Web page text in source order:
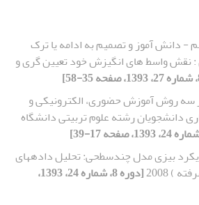
- دانش آموز و تصمیم به ادامه یا ترک
واسط های انگیزش خود تعیین گری و
سه روش آموزش حضوری، الکترونیکی و
دانشجویان رشته علوم تربیتی دانشگاه
بیزی مدل چندسطحی: تحلیل دادههای
) 2008
[دوره 8، شماره 24، 1393،